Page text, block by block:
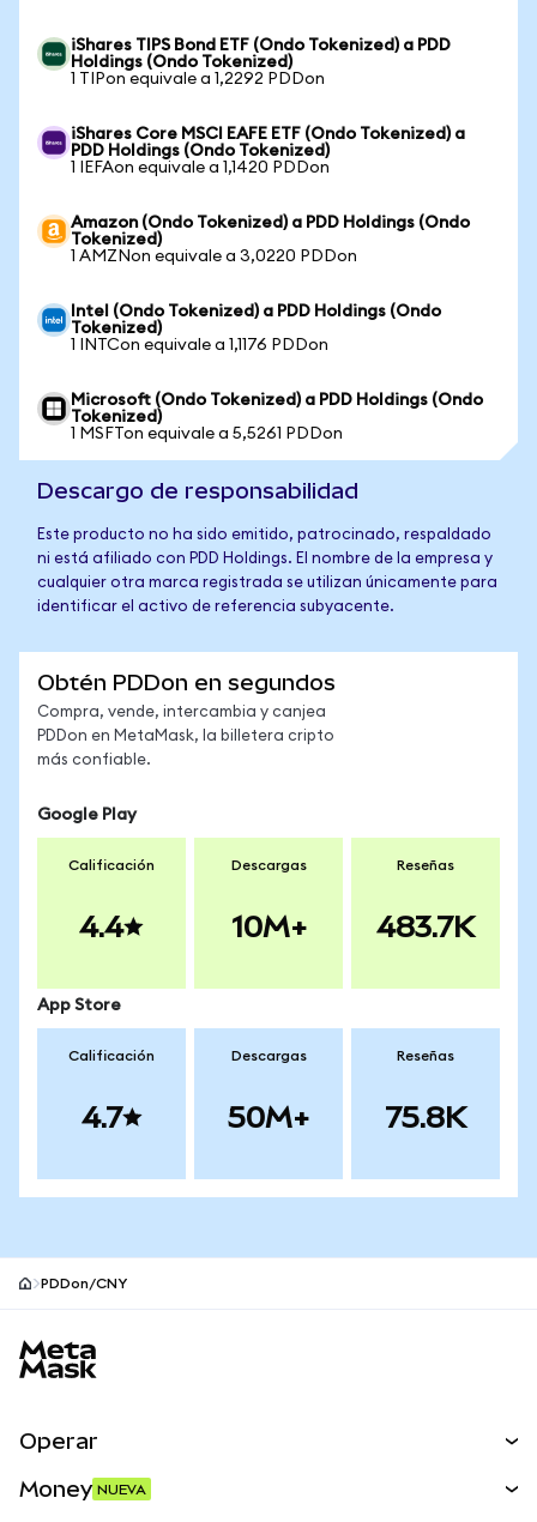
iShares TIPS Bond ETF (Ondo Tokenized) a PDD
Holdings (Ondo Tokenized)
1 TIPon equivale a 1,2292 PDDon
iShares Core MSCI EAFE ETF (Ondo Tokenized) a
PDD Holdings (Ondo Tokenized)
1 IEFAon equivale a 1,1420 PDDon
Amazon (Ondo Tokenized) a PDD Holdings (Ondo
Tokenized)
1 AMZNon equivale a 3,0220 PDDon
Intel (Ondo Tokenized) a PDD Holdings (Ondo
Tokenized)
1 INTCon equivale a 1,1176 PDDon
Microsoft (Ondo Tokenized) a PDD Holdings (Ondo
Tokenized)
1 MSFTon equivale a 5,5261 PDDon
Descargo de responsabilidad
Este producto no ha sido emitido, patrocinado, respaldado
ni está afiliado con PDD Holdings. El nombre de la empresa y
cualquier otra marca registrada se utilizan únicamente para
identificar el activo de referencia subyacente.
Obtén PDDon en segundos
Compra, vende, intercambia y canjea
PDDon en MetaMask, la billetera cripto
más confiable.
Google Play
Calificación
4.4
Descargas
10M+
Reseñas
483.7K
App Store
Calificación
4.7
Descargas
50M+
Reseñas
75.8K
PDDon/CNY
Operar
Money NUEVA